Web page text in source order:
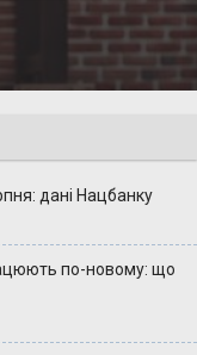
дані Нацбанку
по-новому: що